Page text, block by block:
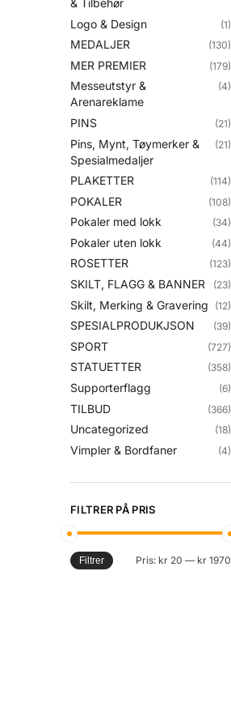
& Tilbehør
Logo & Design (1)
MEDALJER (130)
MER PREMIER (179)
Messeutstyr &
Arenareklame
(4)
PINS (21)
Pins, Mynt, Tøymerker &
Spesialmedaljer
(21)
PLAKETTER (114)
POKALER (108)
Pokaler med lokk (34)
Pokaler uten lokk (44)
ROSETTER (123)
SKILT, FLAGG & BANNER (23)
Skilt, Merking & Gravering (12)
SPESIALPRODUKJSON (39)
SPORT (727)
STATUETTER (358)
Supporterflagg (6)
TILBUD (366)
Uncategorized (18)
Vimpler & Bordfaner (4)
FILTRER PÅ PRIS
Filtrer Pris: kr 20 — kr 1970